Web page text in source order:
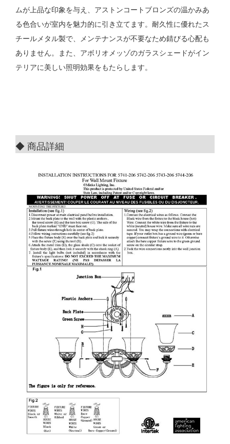
ムが上品な印象を与え、アストンコートブロンズの温かみあ
る色合いが室内を魅力的に引き立てます。耐久性に優れたス
チールメタル製で、メンテナンスが不要なため錆びる心配も
ありません。また、アボリオメッゾのガラスシェードがイン
テリアに美しい照明効果をもたらします。
◆ 商品詳細